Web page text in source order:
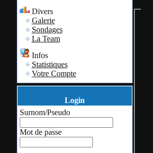
Divers
Galerie
Sondages
La Team
Infos
Statistiques
Votre Compte
Login
Surnom/Pseudo
Mot de passe